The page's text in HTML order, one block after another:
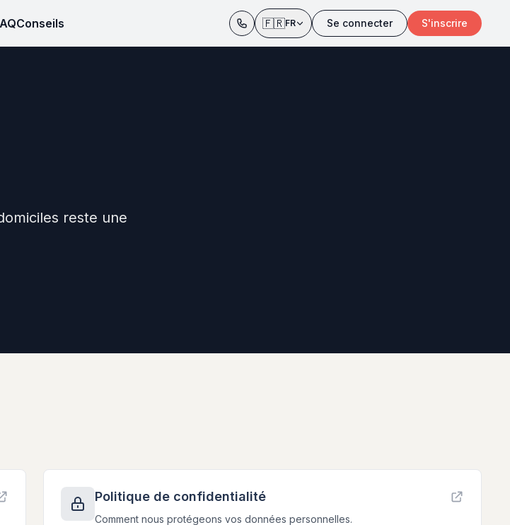
Conseils 🇫🇷FR Se connecter S'inscrire
reste une
Politique de confidentialité
Comment nous protégeons vos données personnelles.